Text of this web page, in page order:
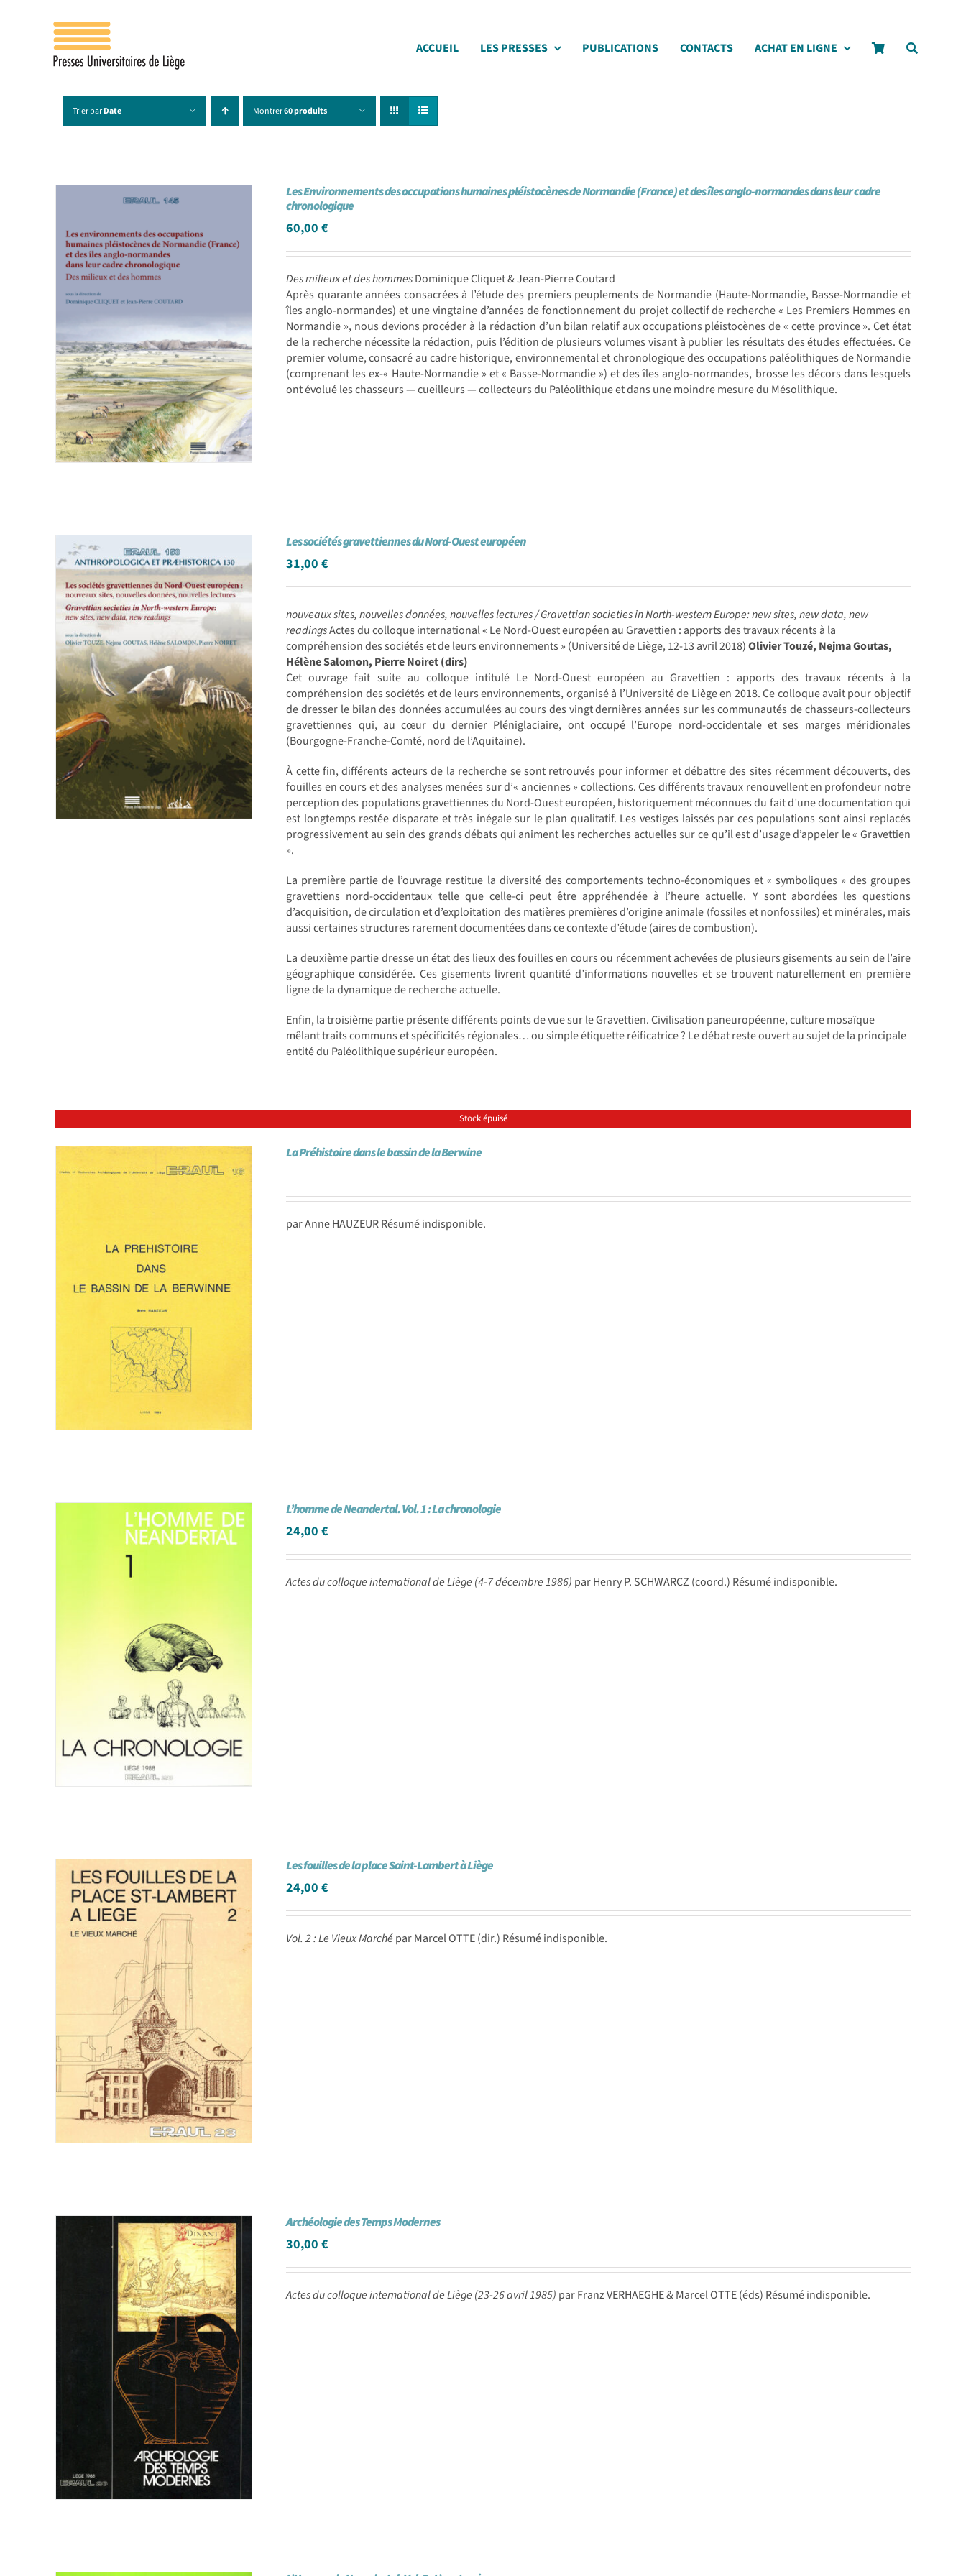
ACCUEIL LES PRESSES PUBLICATIONS CONTACTS ACHAT EN LIGNE
Trier parDate Montrer60 produits
Les Environnements des occupations humaines pléistocènes de Normandie (France) et des îles anglo-normandes dans leur cadre
chronologique
60,00€
Des milieux et des hommesDominique Cliquet & Jean-Pierre Coutard
Après quarante années consacrées à l’étude des premiers peuplements de Normandie (Haute-Normandie, Basse-Normandie et
îles anglo-normandes) et une vingtaine d’années de fonctionnement du projet collectif de recherche « Les Premiers Hommes en
Normandie », nous devions procéder à la rédaction d’un bilan relatif aux occupations pléistocènes de « cette province ». Cet état
de la recherche nécessite la rédaction, puis l’édition de plusieurs volumes visant à publier les résultats des études effectuées. Ce
premier volume, consacré au cadre historique, environnemental et chronologique des occupations paléolithiques de Normandie
(comprenant les ex-« Haute-Normandie » et « Basse-Normandie ») et des îles anglo-normandes, brosse les décors dans lesquels
ont évolué les chasseurs — cueilleurs — collecteurs du Paléolithique et dans une moindre mesure du Mésolithique.
Les sociétés gravettiennes du Nord-Ouest européen
31,00€
nouveaux sites, nouvelles données, nouvelles lectures /Gravettian societies in North-western Europe: new sites, new data, new
readingsActes du colloque international « Le Nord-Ouest européen au Gravettien : apports des travaux récents à la
compréhension des sociétés et de leurs environnements » (Université de Liège, 12-13 avril 2018)Olivier Touzé, Nejma Goutas,
Hélène Salomon, Pierre Noiret (dirs)
Cet ouvrage fait suite au colloque intitulé Le Nord-Ouest européen au Gravettien : apports des travaux récents à la
compréhension des sociétés et de leurs environnements, organisé à l’Université de Liège en 2018. Ce colloque avait pour objectif
de dresser le bilan des données accumulées au cours des vingt dernières années sur les communautés de chasseurs-collecteurs
gravettiennes qui, au cœur du dernier Pléniglaciaire, ont occupé l’Europe nord-occidentale et ses marges méridionales
(Bourgogne-Franche-Comté, nord de l’Aquitaine).
À cette fin, différents acteurs de la recherche se sont retrouvés pour informer et débattre des sites récemment découverts, des
fouilles en cours et des analyses menées sur d’« anciennes » collections. Ces différents travaux renouvellent en profondeur notre
perception des populations gravettiennes du Nord-Ouest européen, historiquement méconnues du fait d’une documentation qui
est longtemps restée disparate et très inégale sur le plan qualitatif. Les vestiges laissés par ces populations sont ainsi replacés
progressivement au sein des grands débats qui animent les recherches actuelles sur ce qu’il est d’usage d’appeler le « Gravettien
».
La première partie de l’ouvrage restitue la diversité des comportements techno-économiques et « symboliques » des groupes
gravettiens nord-occidentaux telle que celle-ci peut être appréhendée à l’heure actuelle. Y sont abordées les questions
d’acquisition, de circulation et d’exploitation des matières premières d’origine animale (fossiles et nonfossiles) et minérales, mais
aussi certaines structures rarement documentées dans ce contexte d’étude (aires de combustion).
La deuxième partie dresse un état des lieux des fouilles en cours ou récemment achevées de plusieurs gisements au sein de l’aire
géographique considérée. Ces gisements livrent quantité d’informations nouvelles et se trouvent naturellement en première
ligne de la dynamique de recherche actuelle.
Enfin, la troisième partie présente différents points de vue sur le Gravettien. Civilisation paneuropéenne, culture mosaïque
mêlant traits communs et spécificités régionales… ou simple étiquette réificatrice ? Le débat reste ouvert au sujet de la principale
entité du Paléolithique supérieur européen.
Stock épuisé
La Préhistoire dans le bassin de la Berwine
par Anne HAUZEUR Résumé indisponible.
L’homme de Neandertal. Vol. 1 : La chronologie
24,00€
Actes du colloque international de Liège (4-7 décembre 1986) par Henry P. SCHWARCZ (coord.) Résumé indisponible.
Les fouilles de la place Saint-Lambert à Liège
24,00€
Vol. 2 : Le Vieux Marchépar Marcel OTTE (dir.) Résumé indisponible.
Archéologie des Temps Modernes
30,00€
Actes du colloque international de Liège (23-26 avril 1985) par Franz VERHAEGHE & Marcel OTTE (éds) Résumé indisponible.